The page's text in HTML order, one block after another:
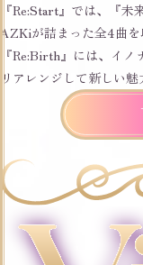
『Re:Start』では、『
AZKiが詰まった全4曲を
『Re:Birth』には、イ
リアレンジして新しい魅